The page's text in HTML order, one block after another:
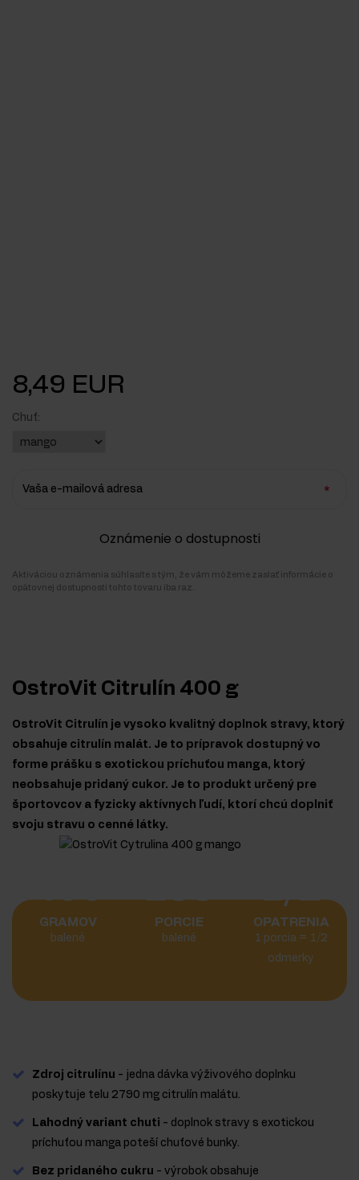
8,49 EUR
Chuť:
Vaša e-mailová adresa
Oznámenie o dostupnosti
Aktiváciou oznámenia súhlasíte s tým, že vám môžeme zaslať informácie o
opätovnej dostupnosti tohto tovaru iba raz.
OstroVit Citrulín 400 g
OstroVit Citrulín je vysoko kvalitný doplnok stravy, ktorý
obsahuje citrulín malát. Je to prípravok dostupný vo
forme prášku s exotickou príchuťou manga, ktorý
neobsahuje pridaný cukor. Je to produkt určený pre
športovcov a fyzicky aktívnych ľudí, ktorí chcú doplniť
svoju stravu o cenné látky.
400
GRAMOV
balené
133
PORCIE
balené
1/2
OPATRENIA
1 porcia = 1/2
odmerky
Zdroj citrulínu - jedna dávka výživového doplnku
poskytuje telu 2790 mg citrulín malátu.
Lahodný variant chuti - doplnok stravy s exotickou
príchuťou manga poteší chuťové bunky.
Bez pridaného cukru - výrobok obsahuje